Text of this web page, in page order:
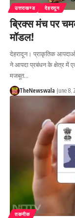
उत्तराखण्ड देहरादून
ब्रिक्स मंच पर
मॉडल!
देहरादून। प्राकृतिक
ने आपदा प्रबंधन के क्षेत्र में एक
मजबूत…
TheNewswala June 8,
तकनीक